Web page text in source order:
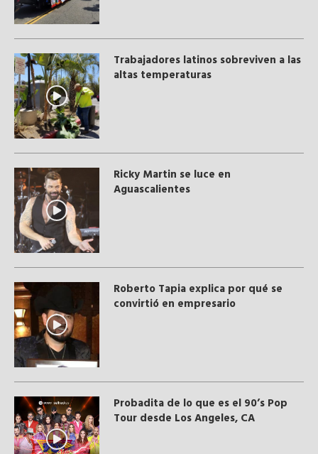
Trabajadores latinos sobreviven a las
altas temperaturas
Ricky Martin se luce en
Aguascalientes
Roberto Tapia explica por qué se
convirtió en empresario
Probadita de lo que es el 90’s Pop
Tour desde Los Angeles, CA